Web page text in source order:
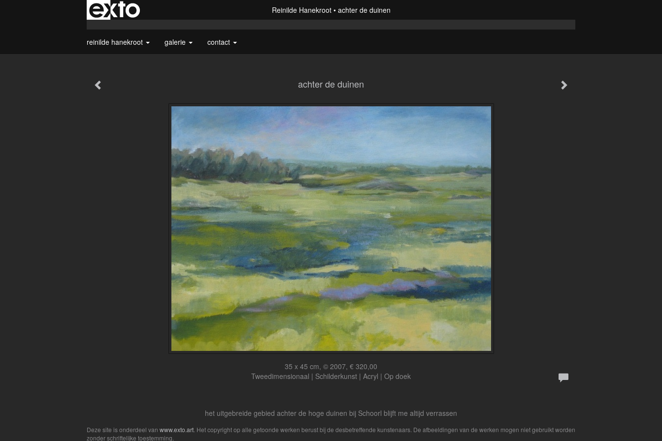
Reinilde Hanekroot achter de duinen
reinilde hanekroot galerie contact
achter de duinen
35 x 45 cm, © 2007, € 320,00
Tweedimensionaal | Schilderkunst | Acryl | Op doek
het uitgebreide gebied achter de hoge duinen bij Schoorl blijft me altijd verrassen
Deze site is onderdeel van www.exto.art . Het copyright op alle getoonde werken berust bij de desbetreffende kunstenaars. De afbeeldingen van de werken mogen niet gebruikt worden
zonder schriftelijke toestemming.